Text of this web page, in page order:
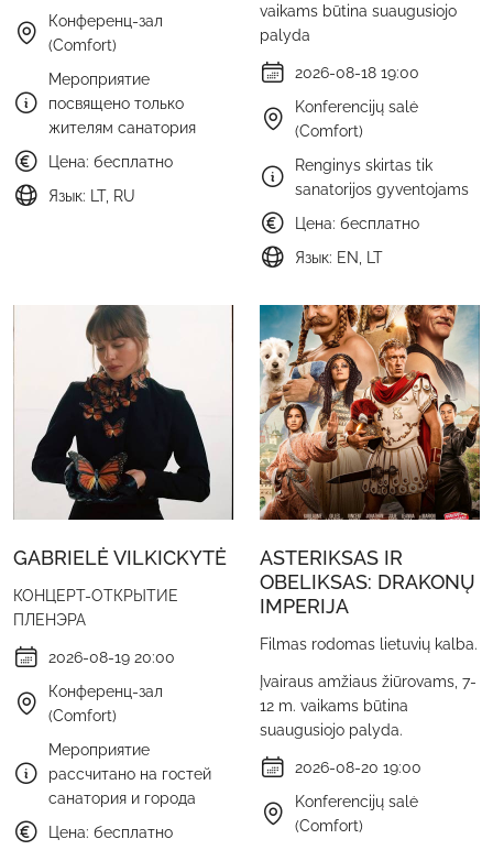
Конференц-зал
(Comfort)
Мероприятие
посвящено только
жителям санатория
Цена: бесплатно
Язык: LT, RU
vaikams būtina suaugusiojo
palyda
2026-08-18 19:00
Konferencijų salė
(Comfort)
Renginys skirtas tik
sanatorijos gyventojams
Цена: бесплатно
Язык: EN, LT
GABRIELĖ VILKICKYTĖ
КОНЦЕРТ-ОТКРЫТИЕ
ПЛЕНЭРА
2026-08-19 20:00
Конференц-зал
(Comfort)
Мероприятие
рассчитано на гостей
санатория и города
Цена: бесплатно
ASTERIKSAS IR
OBELIKSAS: DRAKONŲ
IMPERIJA
Filmas rodomas lietuvių kalba.
Įvairaus amžiaus žiūrovams, 7-
12 m. vaikams būtina
suaugusiojo palyda.
2026-08-20 19:00
Konferencijų salė
(Comfort)